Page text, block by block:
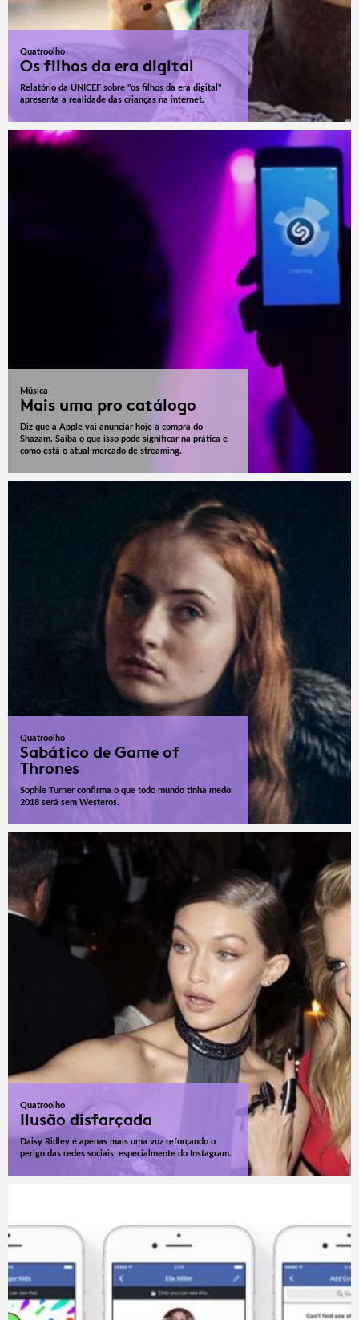
Quatroolho
Os filhos da era digital
Relatório da UNICEF sobre "os filhos da era digital"
apresenta a realidade das crianças na internet.
Música
Mais uma pro catálogo
Diz que a Apple vai anunciar hoje a compra do
Shazam. Saiba o que isso pode significar na prática e
como está o atual mercado de streaming.
Quatroolho
Sabático de Game of
Thrones
Sophie Turner confirma o que todo mundo tinha medo:
2018 será sem Westeros.
Quatroolho
Ilusão disfarçada
Daisy Ridley é apenas mais uma voz reforçando o
perigo das redes sociais, especialmente do Instagram.